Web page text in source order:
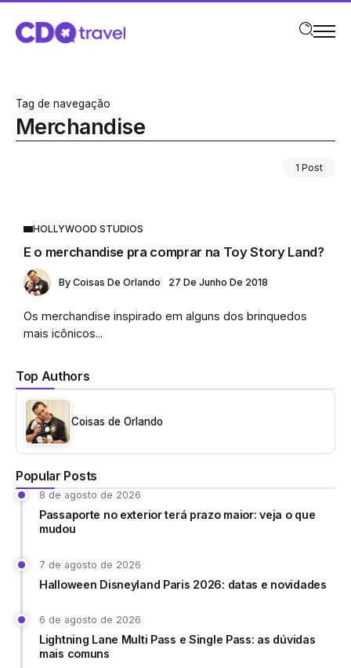
Tag de navegação
Merchandise
1 Post
Top Authors
Coisas de Orlando
Popular Posts
8 de agosto de 2026
Passaporte no exterior terá prazo maior: veja o que
mudou
7 de agosto de 2026
Halloween Disneyland Paris 2026: datas e novidades
6 de agosto de 2026
Lightning Lane Multi Pass e Single Pass: as dúvidas
mais comuns
HOLLYWOOD STUDIOS
E o merchandise pra comprar na Toy Story Land?
By Coisas De Orlando 27 De Junho De 2018
Os merchandise inspirado em alguns dos brinquedos
mais icônicos...